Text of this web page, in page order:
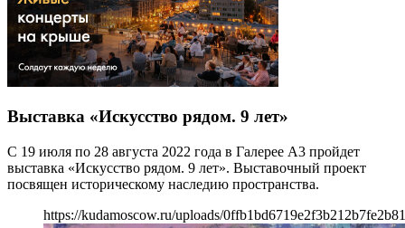
Выставка «Искусство рядом. 9 лет»
С 19 июля по 28 августа 2022 года в Галерее А3 пройдет
выставка «Искусство рядом. 9 лет». Выставочный проект
посвящен историческому наследию пространства.
https://kudamoscow.ru/uploads/